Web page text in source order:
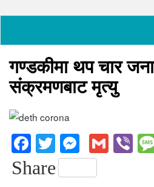
गण्डकीमा थप चार
संक्रमणबाट मृत्यु
Facebook
Twitter
Share